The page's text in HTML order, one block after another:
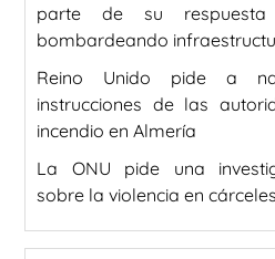
parte de su
bombardeando
Reino Unido pide a
instrucciones de las
incendio en Almería
La ONU pide una
sobre la violencia en